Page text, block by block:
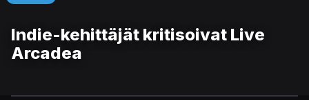
Indie-kehittäjät kritisoivat Live
Arcadea